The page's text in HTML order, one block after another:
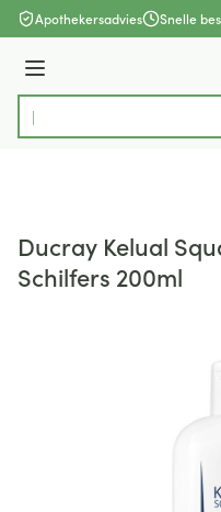
Ga naar de inhoud
Apothekersadvies Snelle
Menu
Product, merk, categorie...
Ducray Kelual
Schilfers 200ml